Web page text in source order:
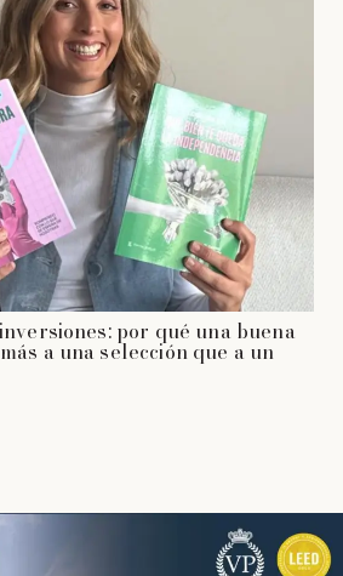
por qué una buena
a una selección que a un